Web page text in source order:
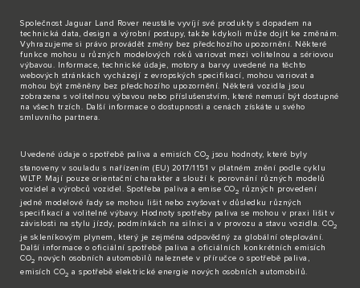
Společnost Jaguar Land Rover neustále vyvíjí své produkty s dopadem na
technická data, design a výrobní postupy, takže kdykoli může dojít ke změnám.
Vyhrazujeme si právo provádět změny bez předchozího upozornění. Některé
funkce mohou u různých modelových roků variovat mezi volitelnou a sériovou
výbavou. Informace, technické údaje, motory a barvy uvedené na těchto
webových stránkách vycházejí z evropských specifikací, mohou variovat a
mohou být změněny bez předchozího upozornění. Některá vozidla jsou
zobrazena s volitelnou výbavou nebo příslušenstvím, které nemusí být dostupné
na všech trzích. Další informace o dostupnosti a cenách získáte u svého
smluvního partnera.
Uvedené údaje o spotřebě paliva a emisích CO2 jsou hodnoty, které byly
stanoveny v souladu s nařízením (EU) 2017/1151 v platném znění podle cyklu
WLTP. Mají pouze orientační charakter a slouží k porovnání různých modelů
vozidel a výrobců vozidel. Spotřeba paliva a emise CO2
různých provedení
jedné modelové řady se mohou lišit nebo zvyšovat v důsledku různých
specifikací a volitelné výbavy. Hodnoty spotřeby paliva se mohou v praxi lišit v
závislosti na stylu jízdy, podmínkách na silnici a v provozu a stavu vozidla. CO2
je skleníkovým plynem, který je zejména odpovědný za globální oteplování.
Další informace o oficiální spotřebě paliva a oficiálních konkrétních emisích
CO2
nových osobních automobilů naleznete v příručce o spotřebě paliva,
emisích CO2 a spotřebě elektrické energie nových osobních automobilů.